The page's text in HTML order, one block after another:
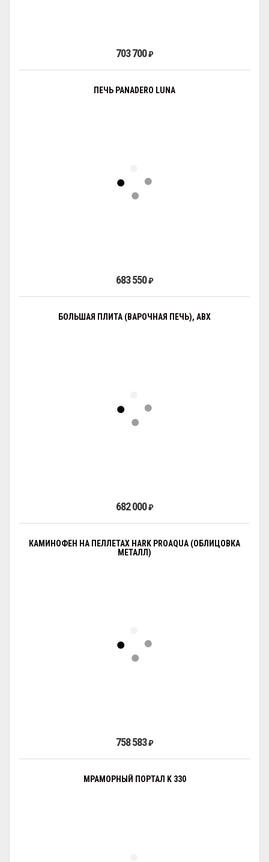
703 700₽
ПЕЧЬ PANADERO LUNA
683 550₽
БОЛЬШАЯ ПЛИТА (ВАРОЧНАЯ ПЕЧЬ), ABX
682 000₽
КАМИНОФЕН НА ПЕЛЛЕТАХ HARK PROAQUA (ОБЛИЦОВКА
МЕТАЛЛ)
758 583₽
МРАМОРНЫЙ ПОРТАЛ K 330